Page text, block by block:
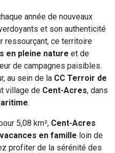
année de nouveaux
et son authenticité
ressourçant, ce territoire
en pleine nature et de
de campagnes paisibles.
au sein de la CC Terroir de
village de Cent-Acres, dans
.
5,08 km², Cent-Acres
vacances en famille loin de
profiter de la sérénité des